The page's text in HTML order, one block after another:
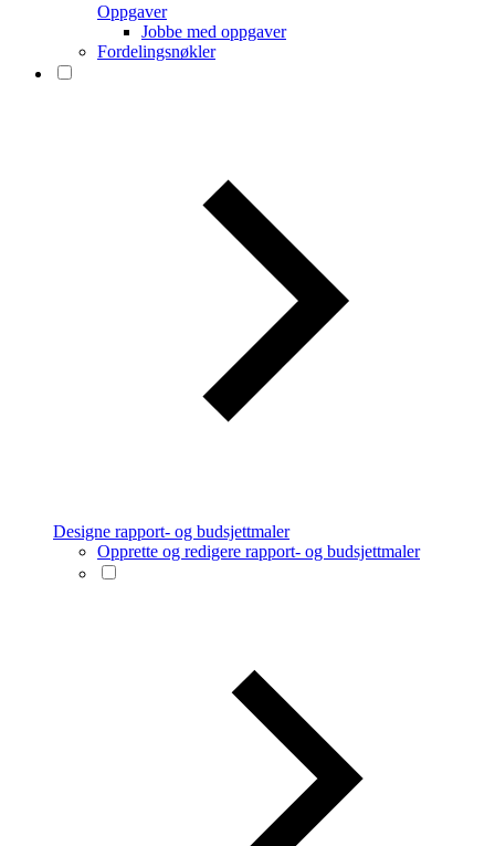
Oppgaver
Jobbe med oppgaver
Fordelingsnøkler
Designe rapport- og budsjettmaler
Opprette og redigere rapport- og budsjettmaler